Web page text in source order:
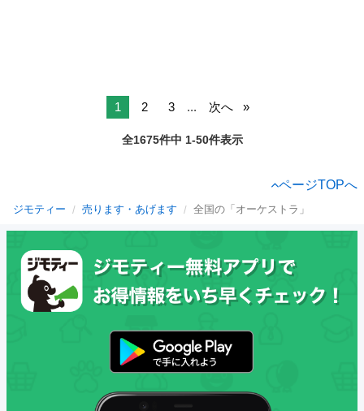
1 2 3 ... 次へ
全1675件中 1-50件表示
ページTOPへ
ジモティー 売ります・あげます 全国の「オーケストラ」